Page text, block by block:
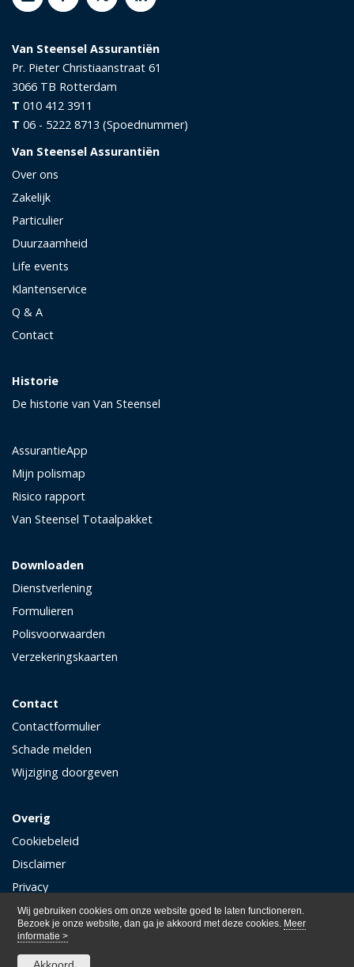
Wij gebruiken cookies om onze website goed te laten functioneren.
Bezoek je onze website, dan ga je akkoord met deze cookies. Meer
informatie >
Van Steensel Assurantiën
Pr. Pieter Christiaanstraat 61
3066 TB Rotterdam
T 010 412 3911
T 06 - 5222 8713 (Spoednummer)
Van Steensel Assurantiën
Over ons
Zakelijk
Particulier
Duurzaamheid
Life events
Klantenservice
Q & A
Contact
Historie
De historie van Van Steensel
AssurantieApp
Mijn polismap
Risico rapport
Van Steensel Totaalpakket
Downloaden
Dienstverlening
Formulieren
Polisvoorwaarden
Verzekeringskaarten
Contact
Contactformulier
Schade melden
Wijziging doorgeven
Overig
Cookiebeleid
Disclaimer
Privacy